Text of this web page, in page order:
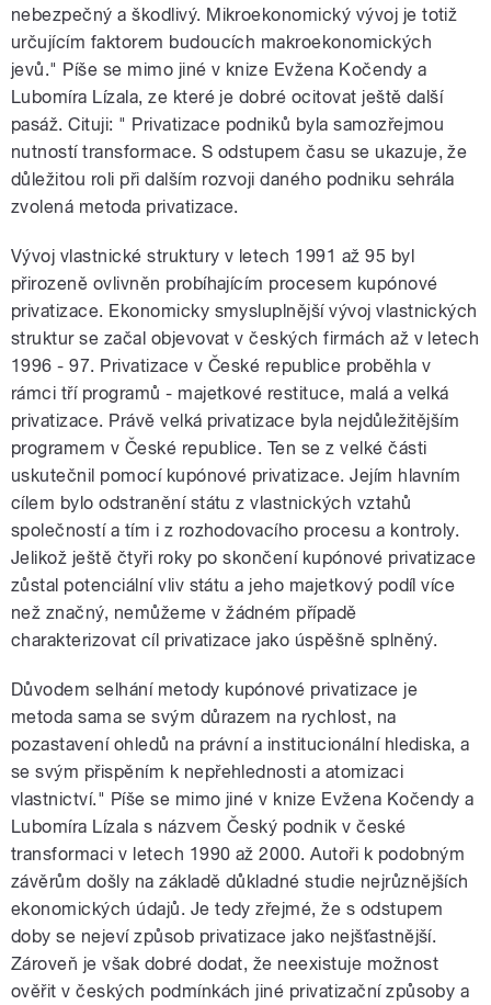
nebezpečný a škodlivý. Mikroekonomický vývoj je totiž
určujícím faktorem budoucích makroekonomických
jevů." Píše se mimo jiné v knize Evžena Kočendy a
Lubomíra Lízala, ze které je dobré ocitovat ještě další
pasáž. Cituji: " Privatizace podniků byla samozřejmou
nutností transformace. S odstupem času se ukazuje, že
důležitou roli při dalším rozvoji daného podniku sehrála
zvolená metoda privatizace.
Vývoj vlastnické struktury v letech 1991 až 95 byl
přirozeně ovlivněn probíhajícím procesem kupónové
privatizace. Ekonomicky smysluplnější vývoj vlastnických
struktur se začal objevovat v českých firmách až v letech
1996 - 97. Privatizace v České republice proběhla v
rámci tří programů - majetkové restituce, malá a velká
privatizace. Právě velká privatizace byla nejdůležitějším
programem v České republice. Ten se z velké části
uskutečnil pomocí kupónové privatizace. Jejím hlavním
cílem bylo odstranění státu z vlastnických vztahů
společností a tím i z rozhodovacího procesu a kontroly.
Jelikož ještě čtyři roky po skončení kupónové privatizace
zůstal potenciální vliv státu a jeho majetkový podíl více
než značný, nemůžeme v žádném případě
charakterizovat cíl privatizace jako úspěšně splněný.
Důvodem selhání metody kupónové privatizace je
metoda sama se svým důrazem na rychlost, na
pozastavení ohledů na právní a institucionální hlediska, a
se svým přispěním k nepřehlednosti a atomizaci
vlastnictví." Píše se mimo jiné v knize Evžena Kočendy a
Lubomíra Lízala s názvem Český podnik v české
transformaci v letech 1990 až 2000. Autoři k podobným
závěrům došly na základě důkladné studie nejrůznějších
ekonomických údajů. Je tedy zřejmé, že s odstupem
doby se nejeví způsob privatizace jako nejšťastnější.
Zároveň je však dobré dodat, že neexistuje možnost
ověřit v českých podmínkách jiné privatizační způsoby a